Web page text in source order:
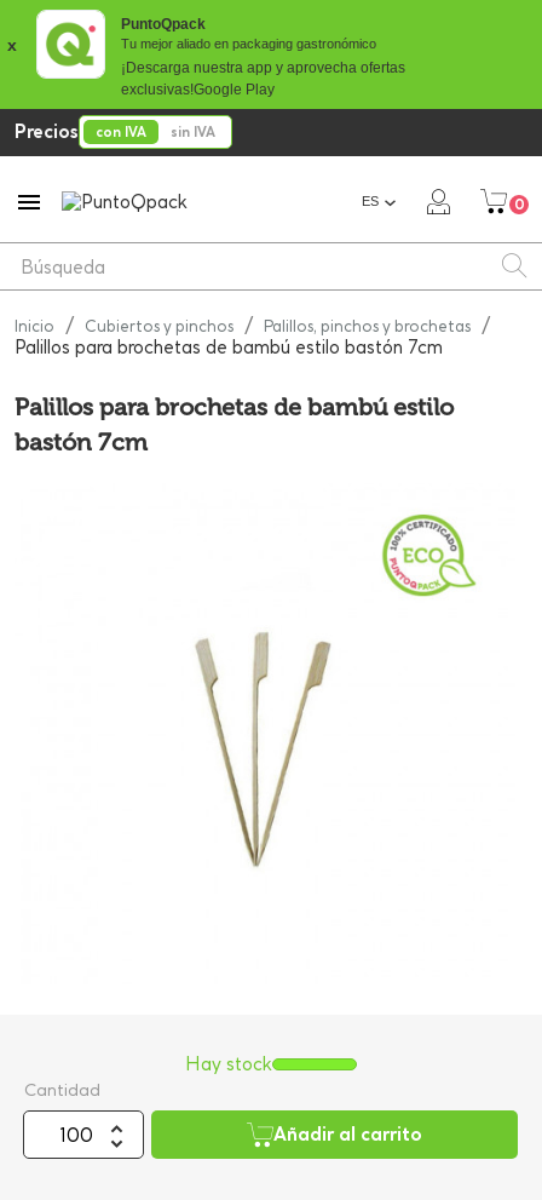
x
PuntoQpack
Tu mejor aliado en packaging gastronómico
¡Descarga nuestra app y aprovecha ofertas
exclusivas!Google Play
Precios con IVA sin IVA
 ES 0
Inicio Cubiertos y pinchos Palillos, pinchos y brochetas
Palillos para brochetas de bambú estilo bastón 7cm
Palillos para brochetas de bambú estilo
bastón 7cm
Cantidad
Añadir al carrito
Hay stock